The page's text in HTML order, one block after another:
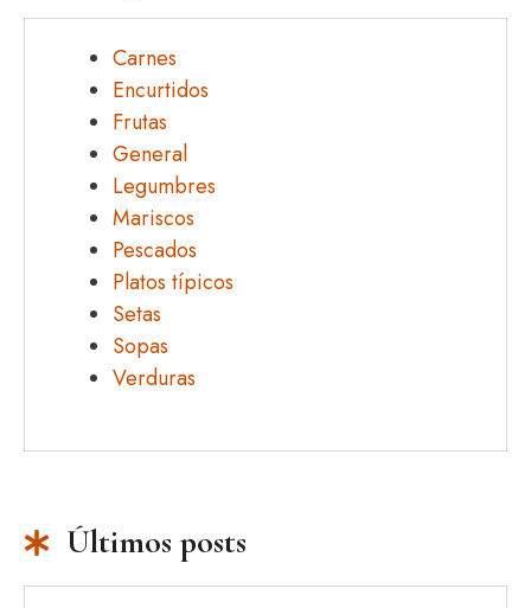
Carnes
Encurtidos
Frutas
General
Legumbres
Mariscos
Pescados
Platos típicos
Setas
Sopas
Verduras
Últimos posts